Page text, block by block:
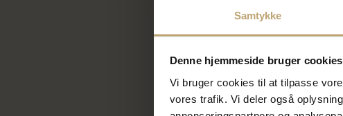
Samtykke
Denne hjemmeside bruger cookies
Vi bruger cookies til at tilpasse
vores trafik. Vi deler også